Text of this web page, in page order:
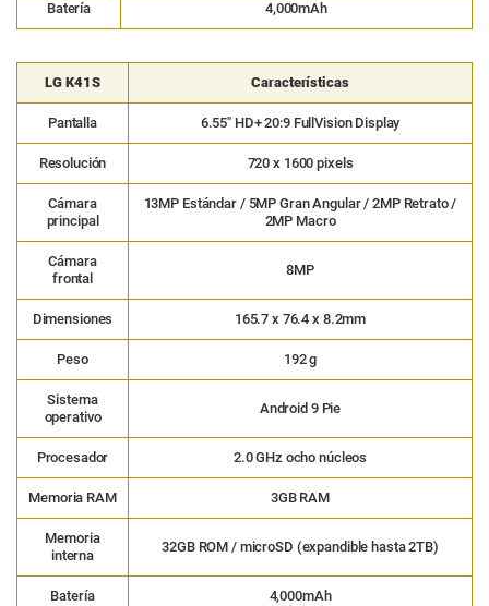
Batería 4,000mAh
LG K41S Características
Pantalla 6.55″ HD+ 20:9 FullVision Display
Resolución 720 x 1600 pixels
Cámara
principal
13MP Estándar / 5MP Gran Angular / 2MP Retrato /
2MP Macro
Cámara
frontal
8MP
Dimensiones 165.7 x 76.4 x 8.2mm
Peso 192 g
Sistema
operativo
Android 9 Pie
Procesador 2.0 GHz ocho núcleos
Memoria RAM 3GB RAM
Memoria
interna
32GB ROM / microSD (expandible hasta 2TB)
Batería 4,000mAh